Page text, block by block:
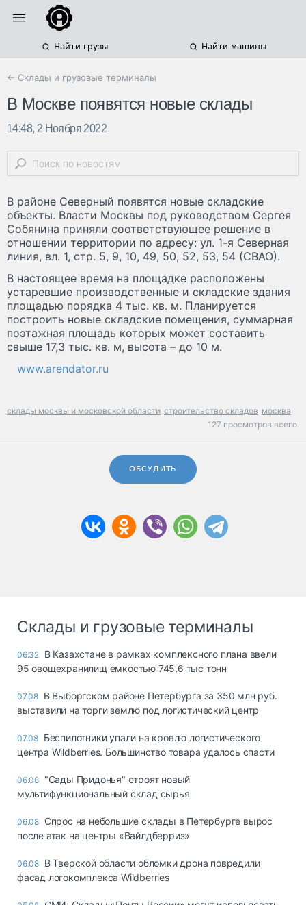
Найти грузы Найти машины
← Склады и грузовые терминалы
В Москве появятся новые склады
14:48, 2 Ноября 2022
В районе Северный появятся новые складские
объекты. Власти Москвы под руководством Сергея
Собянина приняли соответствующее решение в
отношении территории по адресу: ул. 1-я Северная
линия, вл. 1, стр. 5, 9, 10, 49, 50, 52, 53, 54 (СВАО).
В настоящее время на площадке расположены
устаревшие производственные и складские здания
площадью порядка 4 тыс. кв. м. Планируется
построить новые складские помещения, суммарная
поэтажная площадь которых может составить
свыше 17,3 тыс. кв. м, высота – до 10 м.
www.arendator.ru
склады москвы и московской области строительство складов москва
127 просмотров всего.
ОБСУДИТЬ
Склады и грузовые терминалы
06:32 В Казахстане в рамках комплексного плана ввели
95 овощехранилищ емкостью 745,6 тыс тонн
07.08 В Выборгском районе Петербурга за 350 млн руб.
выставили на торги землю под логистический центр
07.08 Беспилотники упали на кровлю логистического
центра Wildberries. Большинство товара удалось спасти
06.08 "Сады Придонья" строят новый
мультифункциональный склад сырья
06.08 Спрос на небольшие склады в Петербурге вырос
после атак на центры «Вайлдберриз»
06.08 В Тверской области обломки дрона повредили
фасад логокомплекса Wildberries